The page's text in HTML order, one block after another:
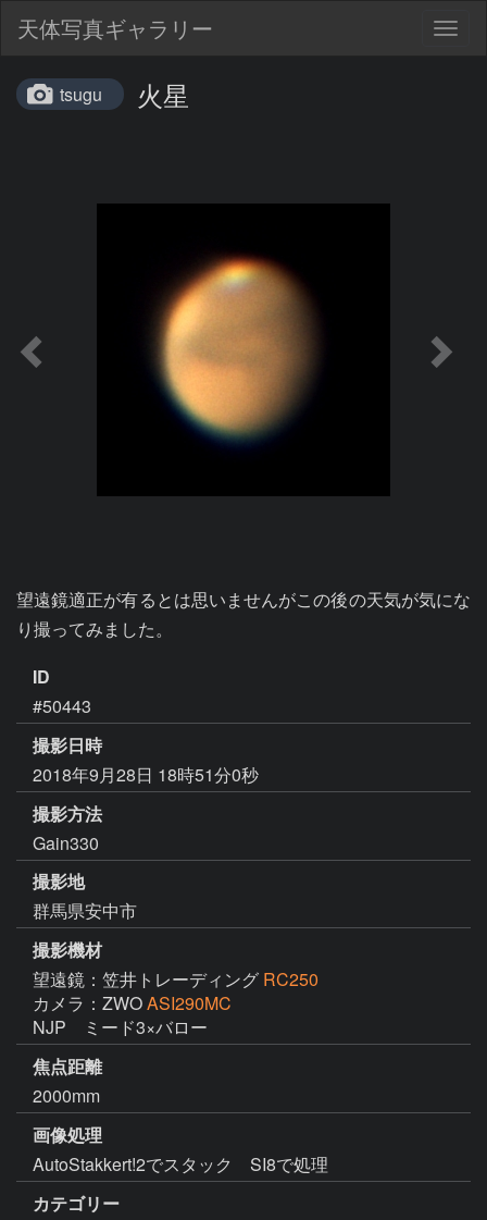
天体写真ギャラリー
tsugu 火星
望遠鏡適正が有るとは思いませんがこの後の天気が気にな
り撮ってみました。
ID
#50443
撮影日時
2018年9月28日 18時51分0秒
撮影方法
Gain330
撮影地
群馬県安中市
撮影機材
望遠鏡：笠井トレーディング RC250
カメラ：ZWOASI290MC
NJP　ミード3×バロー
焦点距離
2000mm
画像処理
AutoStakkert!2でスタック　SI8で処理
カテゴリー